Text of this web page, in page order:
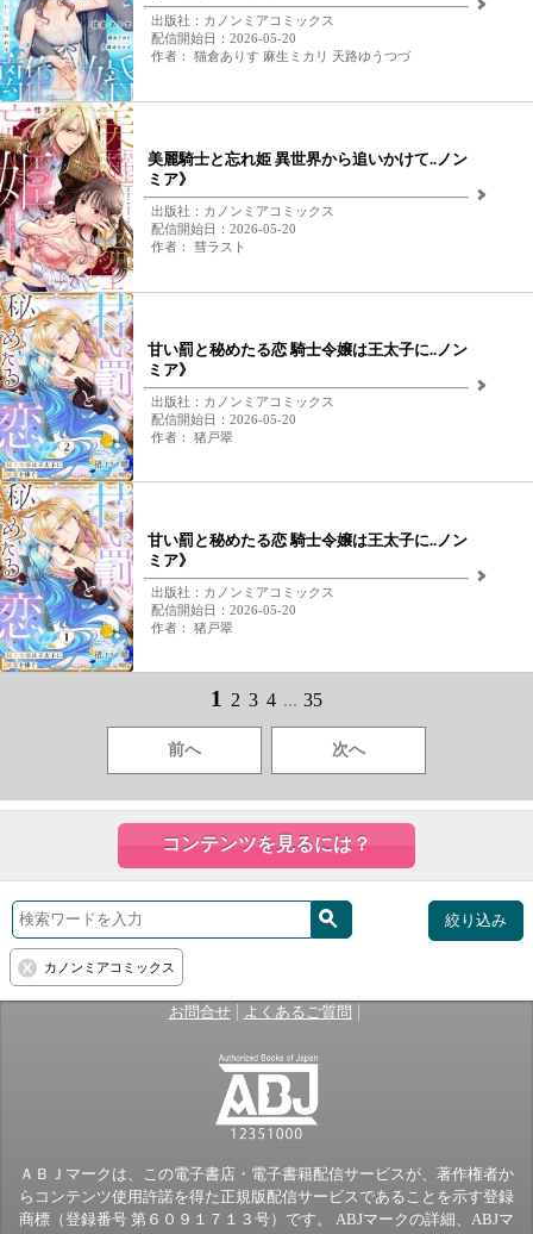
出版社：カノンミアコミックス
配信開始日：2026-05-20
作者： 猫倉ありす 麻生ミカリ 天路ゆうつづ
美麗騎士と忘れ姫 異世界から追いかけて..ノン
ミア》
出版社：カノンミアコミックス
配信開始日：2026-05-20
作者： 彗ラスト
甘い罰と秘めたる恋 騎士令嬢は王太子に..ノン
ミア》
出版社：カノンミアコミックス
配信開始日：2026-05-20
作者： 猪戸翠
甘い罰と秘めたる恋 騎士令嬢は王太子に..ノン
ミア》
出版社：カノンミアコミックス
配信開始日：2026-05-20
作者： 猪戸翠
1 2 3 4 ... 35
前へ 次へ
コンテンツを見るには？
絞り込み
カノンミアコミックス
お問合せ| よくあるご質問 |
ＡＢＪマークは、この電子書店・電子書籍配信サービスが、著作権者か
らコンテンツ使用許諾を得た正規版配信サービスであることを示す登録
商標（登録番号 第６０９１７１３号）です。 ABJマークの詳細、ABJマ